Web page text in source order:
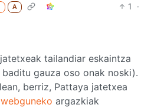
A 1
·
tailandiar eskaintza
gauza oso onak noski).
berriz, Pattaya jatetxea
webguneko argazkiak